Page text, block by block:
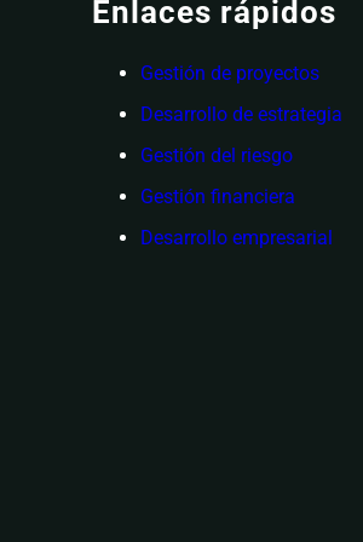
Enlaces rápidos
Gestión de proyectos
Desarrollo de estrategia
Gestión del riesgo
Gestión financiera
Desarrollo empresarial